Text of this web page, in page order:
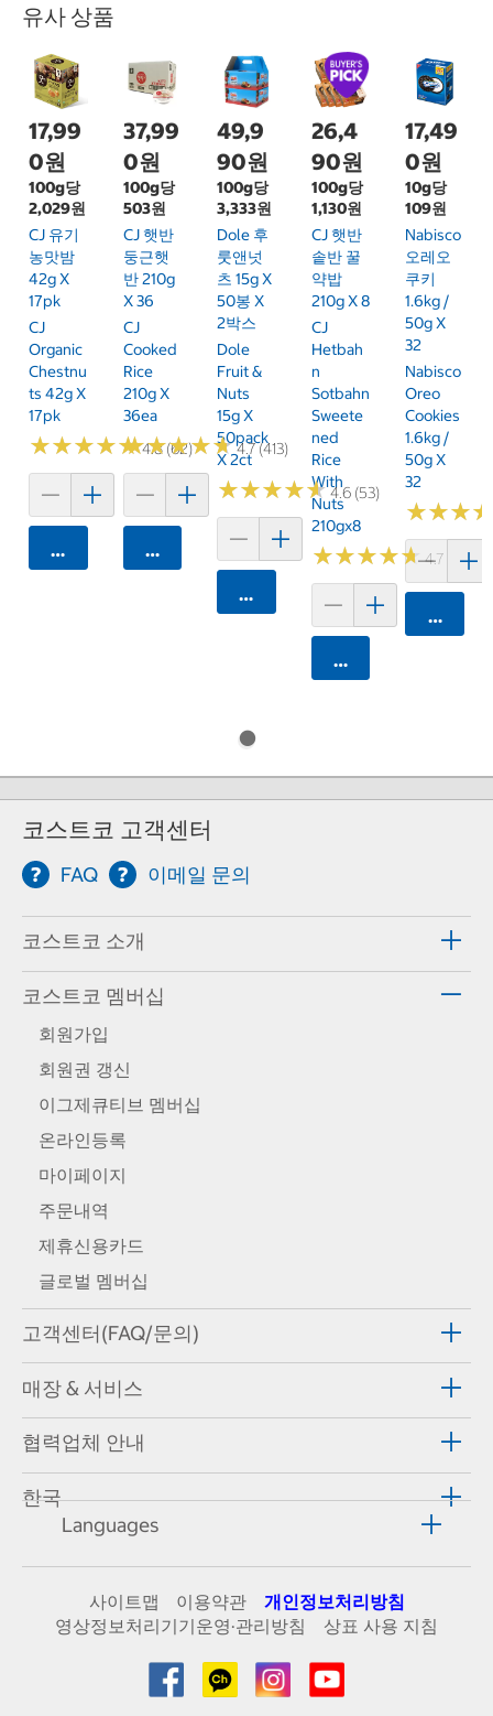
유사 상품
17,99
0원
100g당
2,029원
CJ 유기
농맛밤
42g X
17pk
CJ
Organic
Chestnu
Ts 42g X
17pk
★★★★★
★★★★★4.8 (62)
카트에 담기
37,99
0원
100g당
503원
CJ 햇반
둥근햇
반 210g
X 36
CJ
Cooked
Rice
210g X
36ea
★★★★★
★★★★★4.7 (413)
카트에 담기
49,9
90원
100g당
3,333원
Dole 후
룻앤넛
츠 15g X
50봉 X
2박스
Dole
Fruit &
Nuts
15g X
50pack
X 2ct
★★★★★
★★★★★4.6 (53)
카트에 담기
26,4
90원
100g당
1,130원
CJ 햇반
솥반 꿀
약밥
210g X 8
CJ
Hetbah
N
Sotbahn
Sweete
Ned
Rice
With
Nuts
210gx8
★★★★★
★★★★★4.7 (83)
카트에 담기
17,49
0원
10g당
109원
Nabisco
오레오
쿠키
1.6kg /
50g X
32
Nabisco
Oreo
Cookies
1.6kg /
50g X
32
★★★
★★★
카트에
코스트코 고객센터
FAQ 이메일 문의
코스트코 소개
코스트코 멤버십
회원가입
회원권 갱신
이그제큐티브 멤버십
온라인등록
마이페이지
주문내역
제휴신용카드
글로벌 멤버십
고객센터(FAQ/문의)
매장 & 서비스
협력업체 안내
한국
Languages
사이트맵 이용약관
개인정보처리방침
영상정보처리기기운영·관리방침
상표 사용 지침